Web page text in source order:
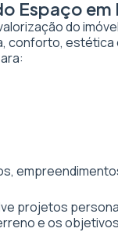
Espaço em
do
conforto, estética
projetos
e os